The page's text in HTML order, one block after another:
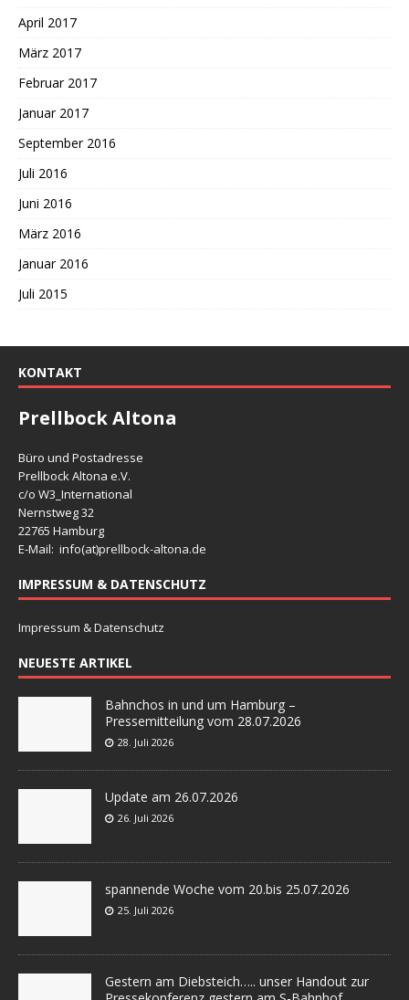
April 2017
März 2017
Februar 2017
Januar 2017
September 2016
Juli 2016
Juni 2016
März 2016
Januar 2016
Juli 2015
KONTAKT
Prellbock Altona
Büro und Postadresse
Prellbock Altona e.V.
c/o W3_International
Nernstweg 32
22765 Hamburg
E-Mail: info(at)prellbock-altona.de
IMPRESSUM & DATENSCHUTZ
Impressum & Datenschutz
NEUESTE ARTIKEL
Bahnchos in und um Hamburg –
Pressemitteilung vom 28.07.2026
28. Juli 2026
Update am 26.07.2026
26. Juli 2026
spannende Woche vom 20.bis 25.07.2026
25. Juli 2026
Gestern am Diebsteich….. unser Handout zur